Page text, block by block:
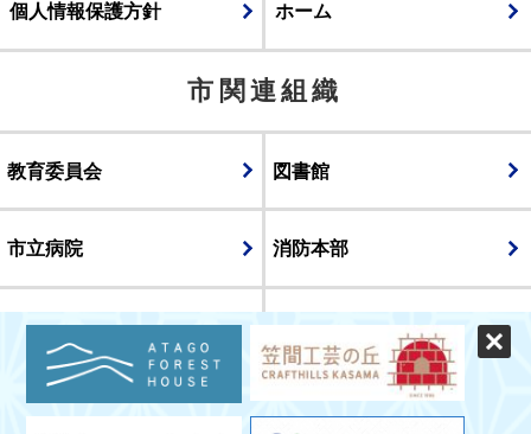
個人情報保護方針 ホーム
市関連組織
教育委員会 図書館
市立病院 消防本部
議会
表示 スマートフォン版 パソコン版